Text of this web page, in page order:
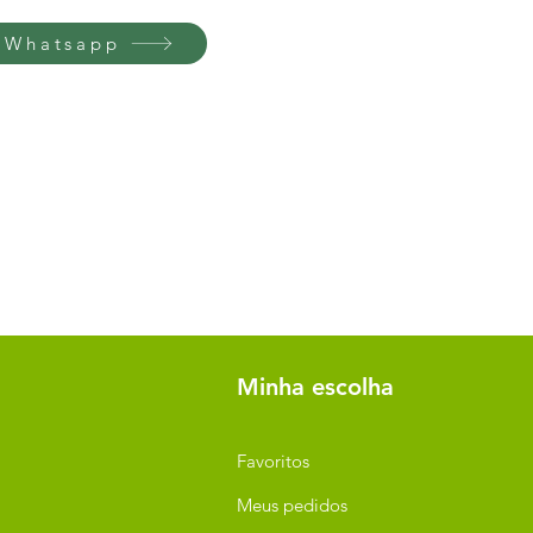
Minha escolha
Favoritos
Meus pedidos